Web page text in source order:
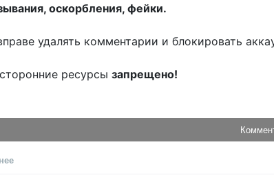
оскорбления, фейки.
удалять комментарии и блокировать
ресурсы запрещено!